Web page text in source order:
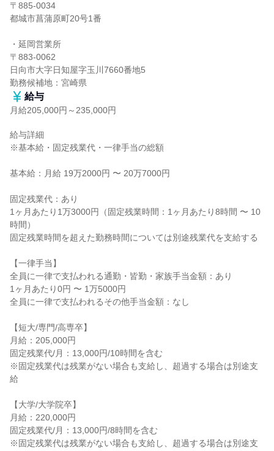
〒885-0034
都城市菖蒲原町20号1番
・延岡営業所
〒883-0062
日向市大字日知屋字玉川7660番地5
勤務候補地：宮崎県
給与
月給205,000円～235,000円
給与詳細
※基本給・固定残業代・一律手当の総額
基本給：月給 19万2000円 〜 20万7000円
固定残業代：あり
1ヶ月あたり1万3000円（固定残業時間：1ヶ月あたり8時間 〜 10
時間）
固定残業時間を超えた勤務時間については別途残業代を支給する
【一律手当】
全員に一律で支払われる通勤・皆勤・家族手当金額：あり
1ヶ月あたり0円 〜 1万5000円
全員に一律で支払われるその他手当金額：なし
【短大/専門/高専卒】
月給：205,000円
固定残業代/月：13,000円/10時間を含む
※固定残業代は残業がない場合も支給し、超過する場合は別途支
給
【大学/大学院卒】
月給：220,000円
固定残業代/月：13,000円/8時間を含む
※固定残業代は残業がない場合も支給し、超過する場合は別途支